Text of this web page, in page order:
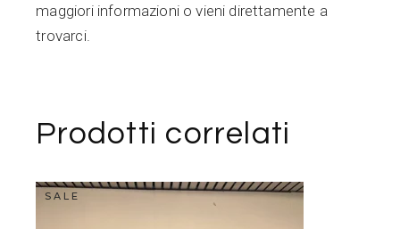
maggiori informazioni o vieni direttamente a
trovarci.
Prodotti correlati
SALE